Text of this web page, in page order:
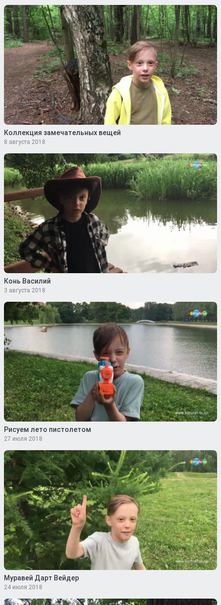
Коллекция замечательных вещей
8 августа 2018
Конь Василий
3 августа 2018
Рисуем лето пистолетом
27 июля 2018
Муравей Дарт Вейдер
24 июля 2018